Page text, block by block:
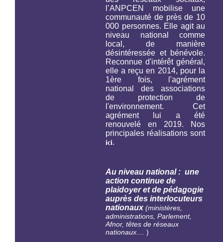
l’ANPCEN mobilise une
communauté de près de 10
000 personnes. Elle agit au
niveau national comme
local, de manière
désintéressée et bénévole.
Reconnue d'intérêt général,
elle a reçu en 2014, pour la
1ère fois, l'agrément
national des associations
de protection de
l'environnement. Cet
agrément lui a été
renouvelé en 2019. Nos
principales réalisations sont
ici.
Au niveau national : une
action continue de
plaidoyer et de pédagogie
auprès des interlocuteurs
nationaux (ministères,
administrations, Parlement,
Afnor, têtes de réseaux
nationaux....
)